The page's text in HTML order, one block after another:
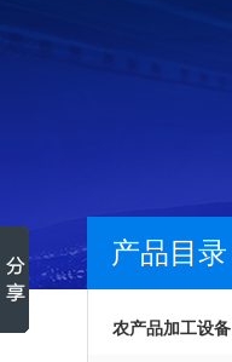
产品目录
农产品加工设备